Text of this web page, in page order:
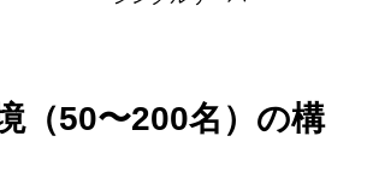
（50〜200名）の構